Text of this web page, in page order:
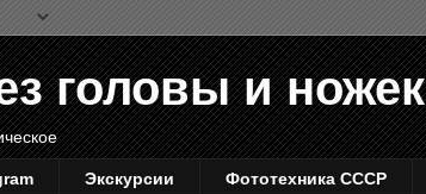
головы и ножек
Экскурсии Фототехника СССР